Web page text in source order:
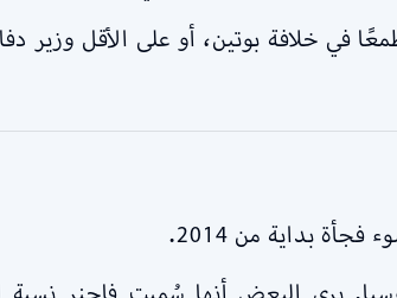
في خلافة بوتين، أو على الأقل وزير
بداية من 2014.